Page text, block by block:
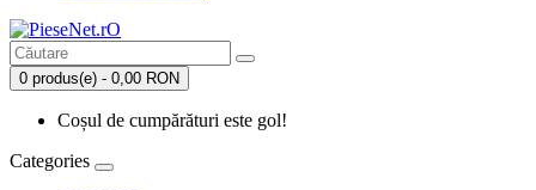
0 produs(e) - 0,00 RON
Coșul de cumpărături este gol!
Categories